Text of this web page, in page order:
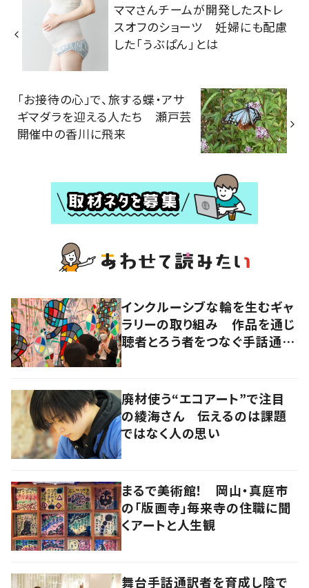
ママさんチームが開発したストレ
スオフのショーツ 妊婦にも配慮
した「うぶぱん」とは
「お接待の心」で、旅する蝶・アサ
ギマダラを迎える人たち 瀬戸芸
開催中の香川に飛来
インクルーシブな輪を生むギャ
ラリーの取り組み 作品を通じ
聴者とろう者をつなぐ手話通訳
廃材使う“エコアート”で注目
の綾海さん 伝えるのは課題
ではなく人の思い
まるで美術館！ 岡山・真庭市
の「版画寺」毎来寺の住職に聞
くアートと人生観
舞台手話通訳者を育成し陰で